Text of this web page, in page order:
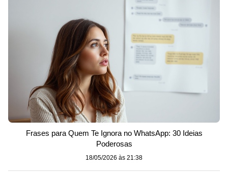
Frases para Quem Te Ignora no WhatsApp: 30 Ideias
Poderosas
18/05/2026 às 21:38